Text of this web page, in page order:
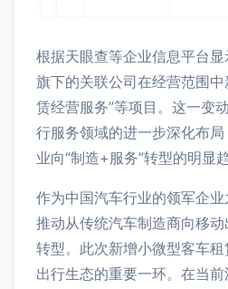
根据天眼查等企业信息平台
旗下的关联公司在经营范围中
赁经营服务”等项目。这一变
行服务领域的进一步深化布
业向“制造+服务”转型的明显趋
作为中国汽车行业的领军企
推动从传统汽车制造商向移
转型。此次新增小微型客车
出行生态的重要一环。在当